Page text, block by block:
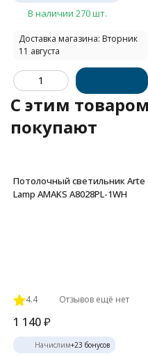
В наличии 270 шт.
Доставка магазина: Вторник
11 августа
C этим
покупают
Потолочный светильник Arte
Lamp AMAKS A8028PL-1WH
4.4 Отзывов ещё нет
1 140₽
Начислим+23 бонусов